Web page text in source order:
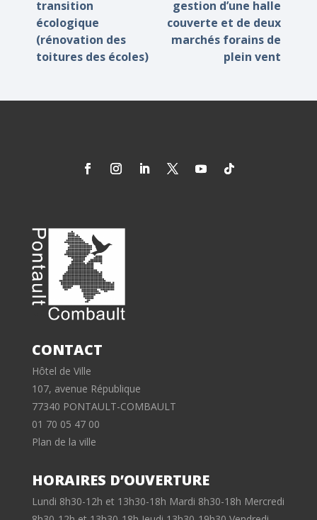
transition
écologique
(rénovation des
toitures des écoles)
gestion d’une halle
couverte et de deux
marchés forains de
plein vent
CONTACT
Hôtel de Ville
107, avenue République
77340 PONTAULT-COMBAULT
01 70 05 47 00
Plan de la ville
HORAIRES D’OUVERTURE
Lundi 8h30-12h et 13h30-18h Mardi 8h30-18h Mercredi